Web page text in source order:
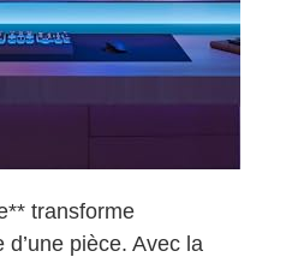
transforme
d’une pièce. Avec la